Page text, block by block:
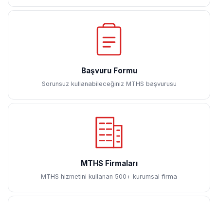
Başvuru Formu
Sorunsuz kullanabileceğiniz MTHS başvurusu
MTHS Firmaları
MTHS hizmetini kullanan 500+ kurumsal firma